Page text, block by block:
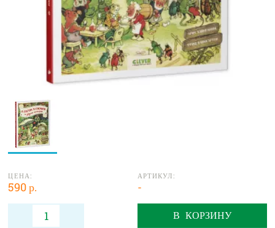
ЦЕНА:
590 р.
АРТИКУЛ:
-
В КОРЗИНУ